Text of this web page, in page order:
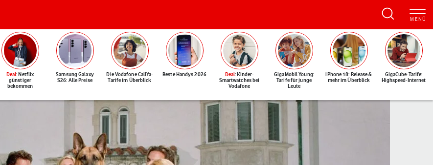
Deal: Netflix
günstiger
bekommen
Samsung Galaxy
S26: Alle Preise
Die Vodafone CallYa-
Tarife im Überblick
Beste Handys 2026 Deal: Kinder-
Smartwatches bei
Vodafone
GigaMobil Young:
Tarife für junge
Leute
iPhone 18: Release &
mehr im Überblick
GigaCube-Tarife:
Highspeed-Internet